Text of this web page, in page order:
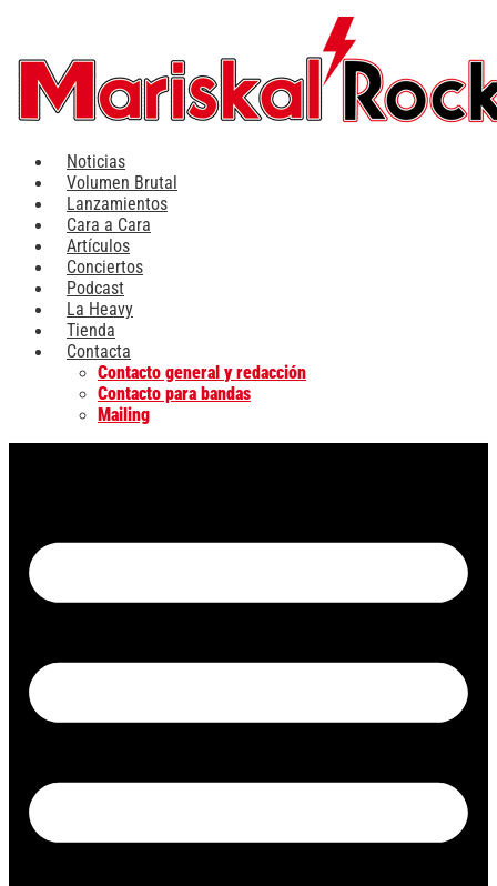
contenido
Noticias
Volumen Brutal
Lanzamientos
Cara a Cara
Artículos
Conciertos
Podcast
La Heavy
Tienda
Contacta
Contacto general y redacción
Contacto para bandas
Mailing